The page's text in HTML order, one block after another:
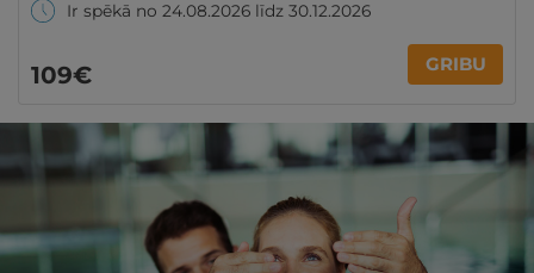
Ir spēkā no 24.08.2026 līdz 30.12.2026
109€ GRIBU